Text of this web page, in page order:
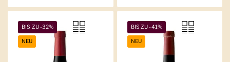
BIS ZU -32%
NEU
BIS ZU -41%
NEU